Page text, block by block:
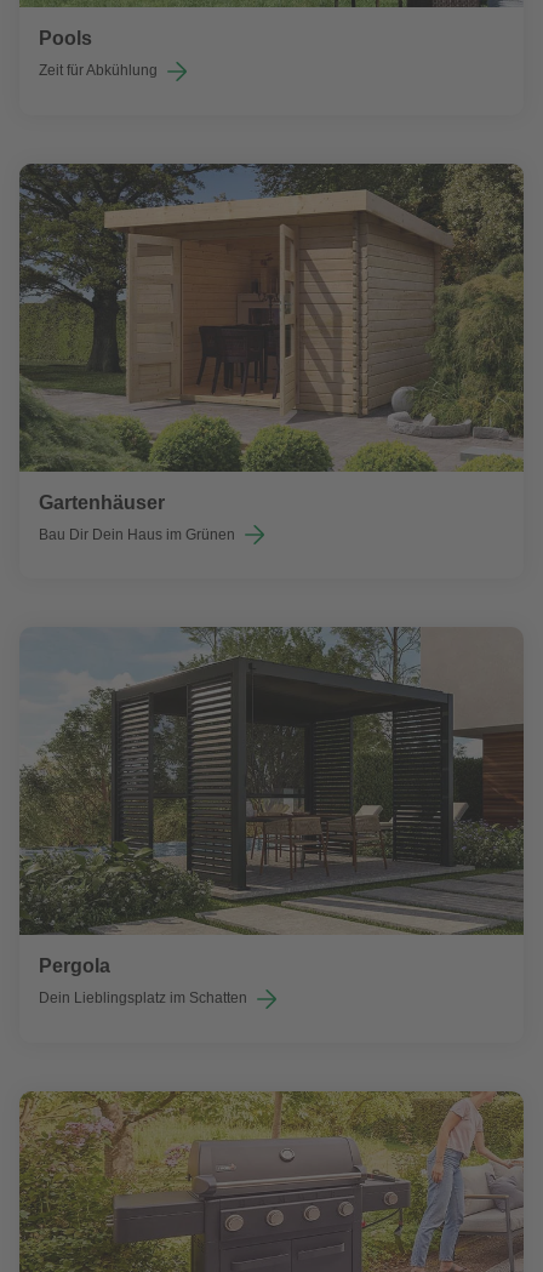
Pools
Zeit für Abkühlung
Gartenhäuser
Bau Dir Dein Haus im Grünen
Pergola
Dein Lieblingsplatz im Schatten